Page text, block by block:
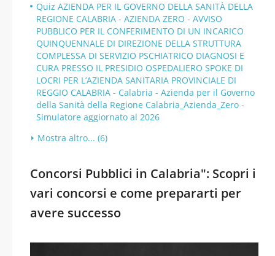
Quiz AZIENDA PER IL GOVERNO DELLA SANITÀ DELLA
REGIONE CALABRIA - AZIENDA ZERO - AVVISO
PUBBLICO PER IL CONFERIMENTO DI UN INCARICO
QUINQUENNALE DI DIREZIONE DELLA STRUTTURA
COMPLESSA DI SERVIZIO PSCHIATRICO DIAGNOSI E
CURA PRESSO IL PRESIDIO OSPEDALIERO SPOKE DI
LOCRI PER L’AZIENDA SANITARIA PROVINCIALE DI
REGGIO CALABRIA - Calabria - Azienda per il Governo
della Sanità della Regione Calabria_Azienda_Zero -
Simulatore aggiornato al 2026
Mostra altro... (6)
Concorsi Pubblici in Calabria": Scopri i
vari concorsi e come prepararti per
avere successo